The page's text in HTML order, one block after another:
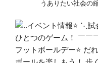
うありたい社会の